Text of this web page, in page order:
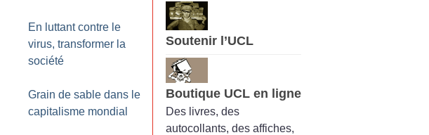
En luttant contre le
virus, transformer la
société
Grain de sable dans le
capitalisme mondial
Soutenir l’UCL
Boutique UCL en ligne
Des livres, des
autocollants, des affiches,